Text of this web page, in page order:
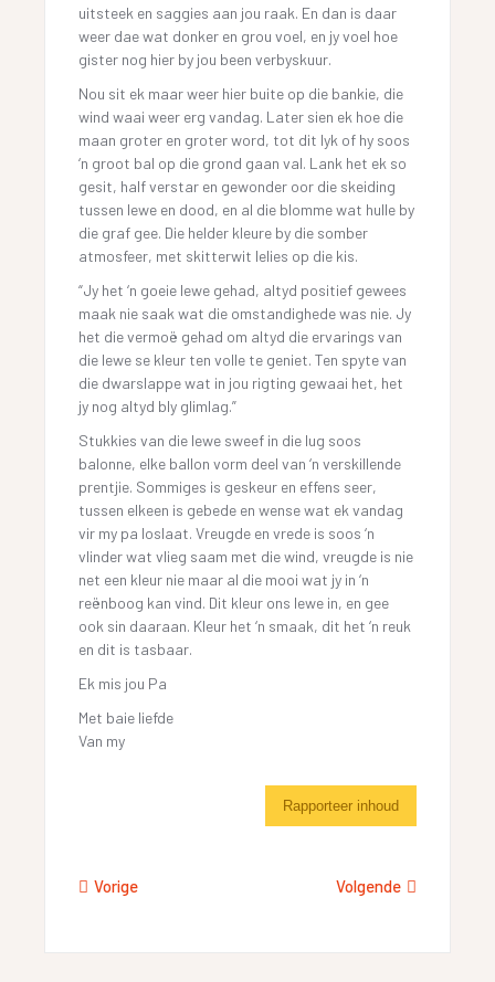
uitsteek en saggies aan jou raak. En dan is daar
weer dae wat donker en grou voel, en jy voel hoe
gister nog hier by jou been verbyskuur.
Nou sit ek maar weer hier buite op die bankie, die
wind waai weer erg vandag. Later sien ek hoe die
maan groter en groter word, tot dit lyk of hy soos
‘n groot bal op die grond gaan val. Lank het ek so
gesit, half verstar en gewonder oor die skeiding
tussen lewe en dood, en al die blomme wat hulle by
die graf gee. Die helder kleure by die somber
atmosfeer, met skitterwit lelies op die kis.
“Jy het ‘n goeie lewe gehad, altyd positief gewees
maak nie saak wat die omstandighede was nie. Jy
het die vermoë gehad om altyd die ervarings van
die lewe se kleur ten volle te geniet. Ten spyte van
die dwarslappe wat in jou rigting gewaai het, het
jy nog altyd bly glimlag.”
Stukkies van die lewe sweef in die lug soos
balonne, elke ballon vorm deel van ‘n verskillende
prentjie. Sommiges is geskeur en effens seer,
tussen elkeen is gebede en wense wat ek vandag
vir my pa loslaat. Vreugde en vrede is soos ‘n
vlinder wat vlieg saam met die wind, vreugde is nie
net een kleur nie maar al die mooi wat jy in ‘n
reënboog kan vind. Dit kleur ons lewe in, en gee
ook sin daaraan. Kleur het ‘n smaak, dit het ‘n reuk
en dit is tasbaar.
Ek mis jou Pa
Met baie liefde
Van my
Rapporteer inhoud
Vorige Volgende